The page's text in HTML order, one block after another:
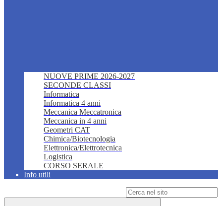
NUOVE PRIME 2026-2027
SECONDE CLASSI
Informatica
Informatica 4 anni
Meccanica Meccatronica
Meccanica in 4 anni
Geometri CAT
Chimica/Biotecnologia
Elettronica/Elettrotecnica
Logistica
CORSO SERALE
Info utili